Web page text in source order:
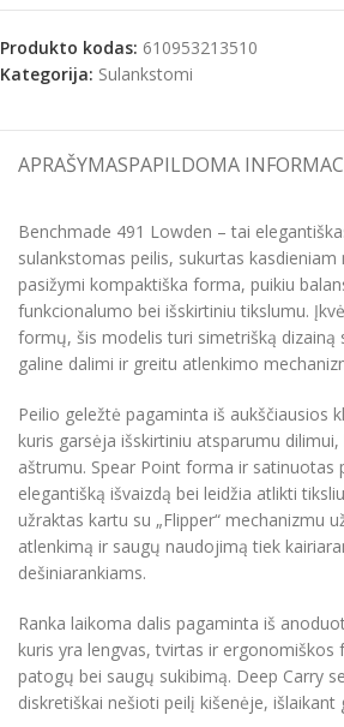
Produkto kodas: 610953213510
Kategorija: Sulankstomi
APRAŠYMASPAPILDOMA
Benchmade 491 Lowden – tai
sulankstomas peilis, sukurtas kasdieniam
pasižymi kompaktiška forma, puikiu
funkcionalumo bei išskirtiniu tikslumu.
formų, šis modelis turi simetrišką dizainą
galine dalimi ir greitu atlenkimo
Peilio geležtė pagaminta iš aukščiausios
kuris garsėja išskirtiniu atsparumu
aštrumu. Spear Point forma ir satinuotas
elegantišką išvaizdą bei leidžia atlikti
užraktas kartu su „Flipper“ mechanizmu
atlenkimą ir saugų naudojimą tiek
dešiniarankiams.
Ranka laikoma dalis pagaminta iš
kuris yra lengvas, tvirtas ir ergonomiškos
patogų bei saugų sukibimą. Deep Carry
diskretiškai nešioti peilį kišenėje, išlaikant